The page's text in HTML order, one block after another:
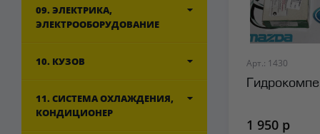
09. ЭЛЕКТРИКА,
ЭЛЕКТРООБОРУДОВАНИЕ
10. КУЗОВ
11. СИСТЕМА ОХЛАЖДЕНИЯ,
КОНДИЦИОНЕР
Арт.: 1430
1 950 р